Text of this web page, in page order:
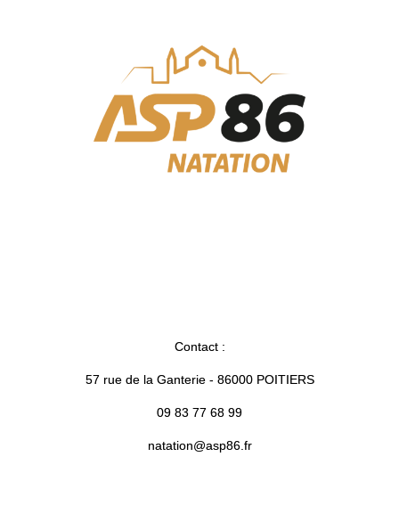
Contact :
57 rue de la Ganterie - 86000 POITIERS
09 83 77 68 99
natation@asp86.fr